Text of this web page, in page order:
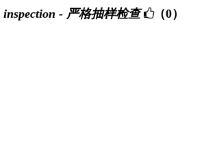
inspection - 严格抽样检查
（0）